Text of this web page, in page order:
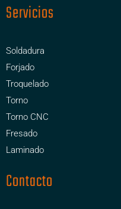
Servicios
Soldadura
Forjado
Troquelado
Torno
Torno CNC
Fresado
Laminado
Contacto